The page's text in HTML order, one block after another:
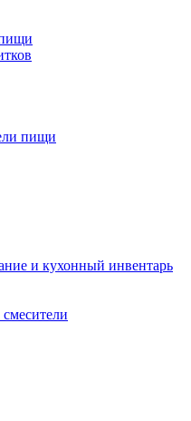
пищи
и кухонный инвентарь